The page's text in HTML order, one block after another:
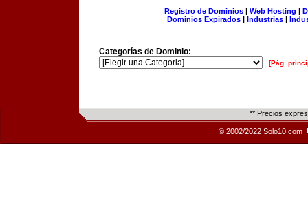
Registro de Dominios| Web Hosting |
Dominios Expirados | Industrias |
Categorías de Dominio:
[Pág.
** Precios
© 2002/2022 Solo10.com